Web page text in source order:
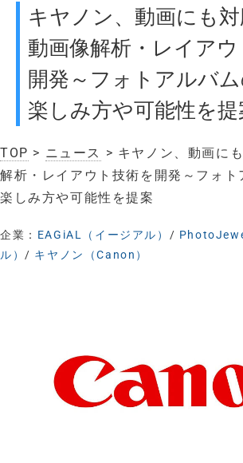
キヤノン、動画にも
動画像解析・レイア
開発～フォトアルバ
楽しみ方や可能性を提
TOP > ニュース > キヤノン、動画に
解析・レイアウト技術を開発～フォト
楽しみ方や可能性を提案
企業： EAGiAL（イージアル） /
ル）/ キヤノン（Canon）